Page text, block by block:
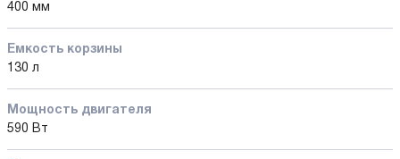
400 мм
Емкость корзины
130 л
Мощность двигателя
590 Вт